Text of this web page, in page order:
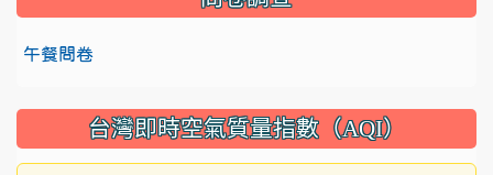
午餐問卷
台灣即時空氣質量指數（AQI）